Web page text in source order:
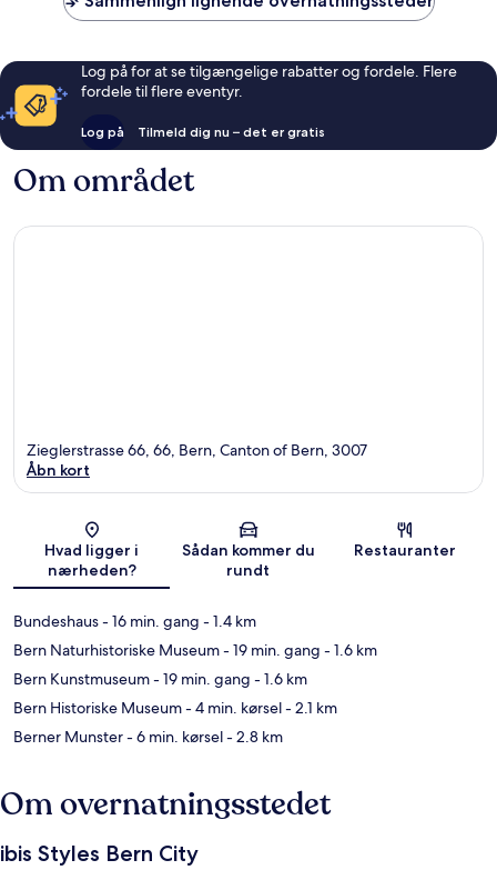
Log på for at se tilgængelige rabatter og fordele. Flere
fordele til flere eventyr.
Log på Tilmeld dig nu – det er gratis
Om området
Kort
Zieglerstrasse 66, 66, Bern, Canton of Bern, 3007
Åbn kort
Hvad ligger i
nærheden?
Sådan kommer du
rundt
Restauranter
Bundeshaus- 16 min. gang - 1.4 km
Bern Naturhistoriske Museum- 19 min. gang - 1.6 km
Bern Kunstmuseum- 19 min. gang - 1.6 km
Bern Historiske Museum- 4 min. kørsel- 2.1 km
Berner Munster- 6 min. kørsel- 2.8 km
Om overnatningsstedet
ibis Styles Bern City